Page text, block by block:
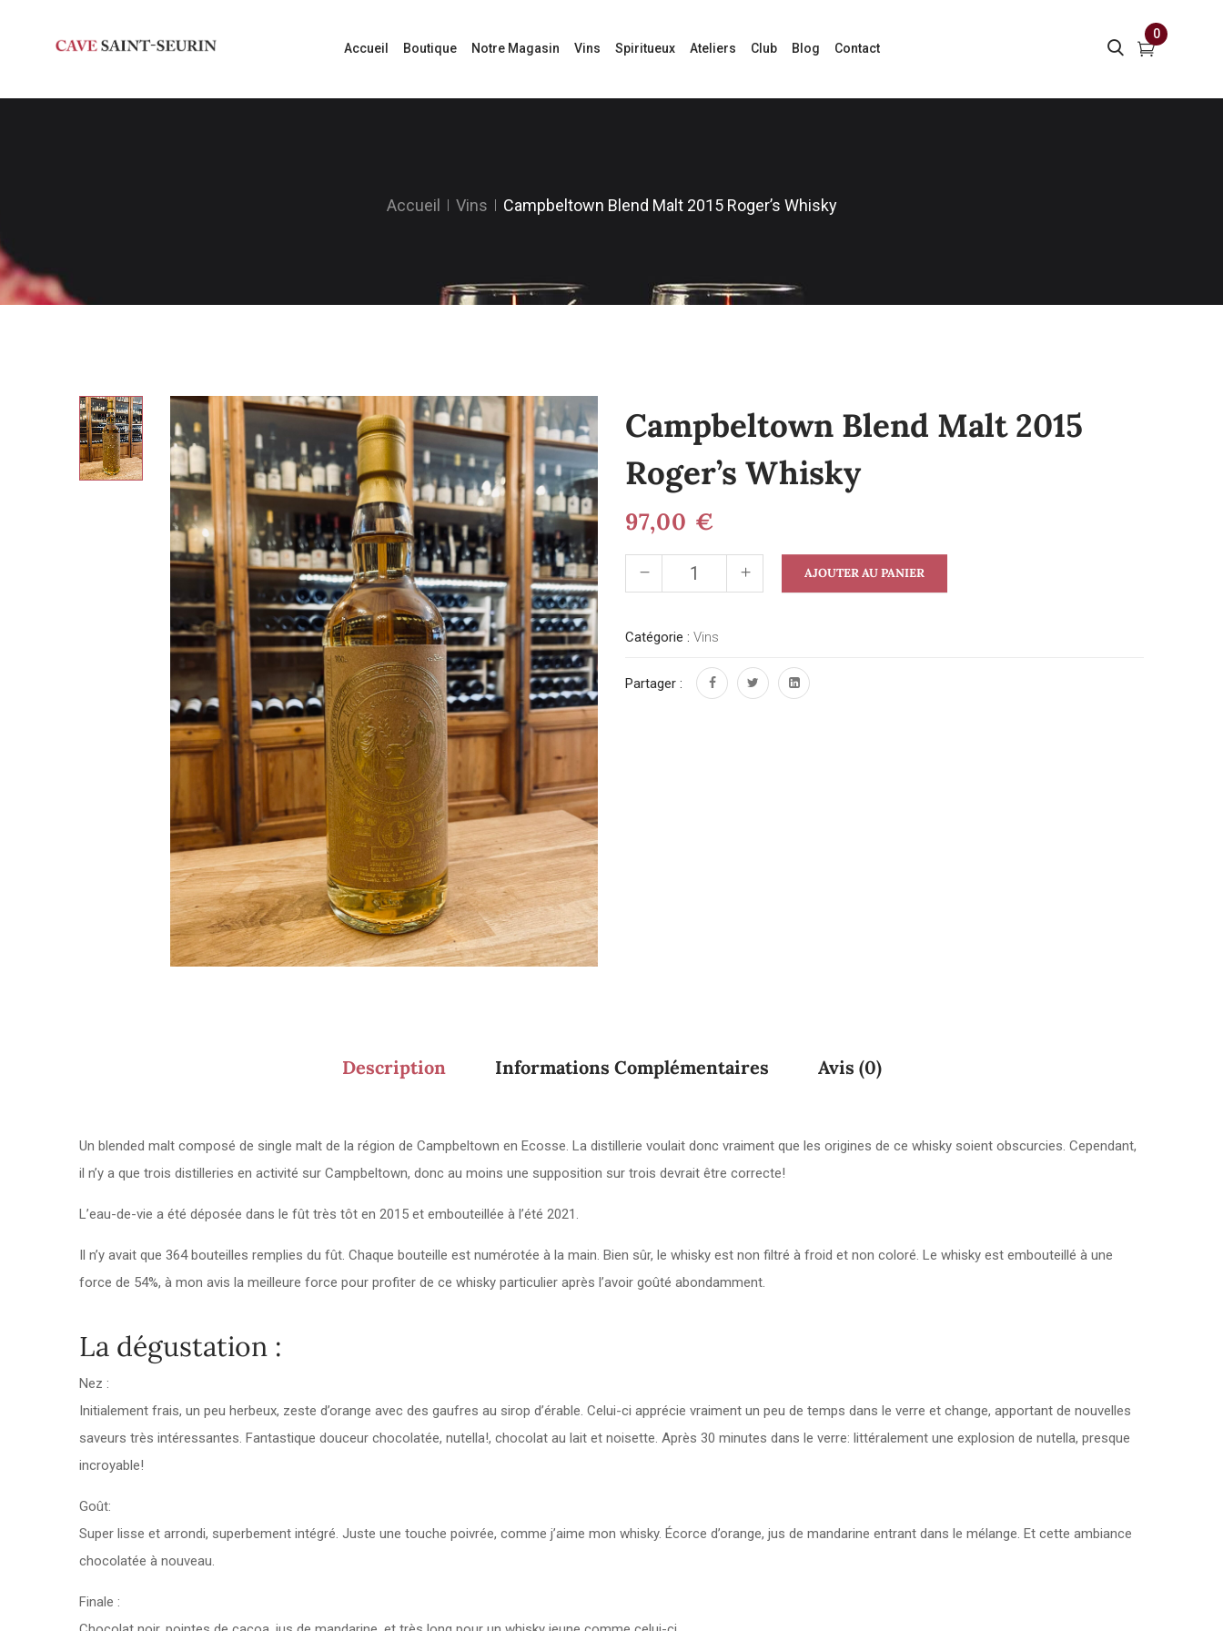
Accueil Boutique Notre Magasin Vins Spiritueux Ateliers Club Blog Contact
0
Accueil Vins Campbeltown Blend Malt 2015 Roger’s Whisky
Campbeltown Blend Malt 2015
Roger’s Whisky
97,00 €
AJOUTER AU PANIER
Catégorie : Vins
Partager :
Description Informations Complémentaires Avis (0)
Un blended malt composé de single malt de la région de Campbeltown en Ecosse. La distillerie voulait donc vraiment que les origines de ce whisky soient obscurcies. Cependant,
il n’y a que trois distilleries en activité sur Campbeltown, donc au moins une supposition sur trois devrait être correcte!
L’eau-de-vie a été déposée dans le fût très tôt en 2015 et embouteillée à l’été 2021.
Il n’y avait que 364 bouteilles remplies du fût. Chaque bouteille est numérotée à la main. Bien sûr, le whisky est non filtré à froid et non coloré. Le whisky est embouteillé à une
force de 54%, à mon avis la meilleure force pour profiter de ce whisky particulier après l’avoir goûté abondamment.
La dégustation :
Nez :
Initialement frais, un peu herbeux, zeste d’orange avec des gaufres au sirop d’érable. Celui-ci apprécie vraiment un peu de temps dans le verre et change, apportant de nouvelles
saveurs très intéressantes. Fantastique douceur chocolatée, nutella!, chocolat au lait et noisette. Après 30 minutes dans le verre: littéralement une explosion de nutella, presque
incroyable!
Goût:
Super lisse et arrondi, superbement intégré. Juste une touche poivrée, comme j’aime mon whisky. Écorce d’orange, jus de mandarine entrant dans le mélange. Et cette ambiance
chocolatée à nouveau.
Finale :